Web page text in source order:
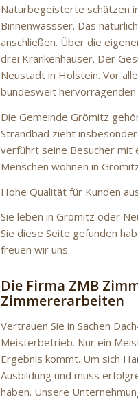
Naturbegeisterte schätzen
Binnenwassser. Das
anschließen. Über die
drei Krankenhäuser. Der
Neustadt in Holstein. Vor
bundesweit hervorragenden
Die Gemeinde Grömitz
Strandbad zieht
verführt seine Besucher mit
Menschen wohnen in
Hohe Qualität für Kunden
Sie leben in Grömitz oder
Sie diese Seite gefunden
freuen wir uns.
Die Firma ZMB
Zimmererarbeiten
Vertrauen Sie in Sachen
Meisterbetrieb. Nur ein
Ergebnis kommt. Um sich
Ausbildung und muss
haben. Unsere